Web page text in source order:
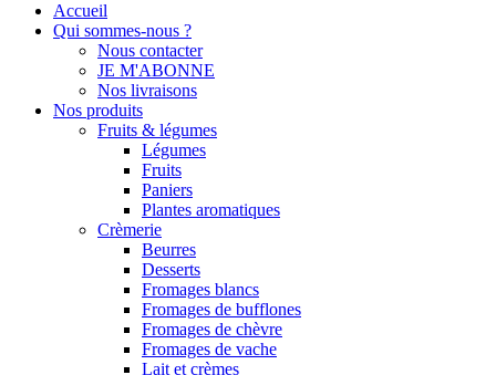
Accueil
Qui sommes-nous ?
Nous contacter
JE M'ABONNE
Nos livraisons
Nos produits
Fruits & légumes
Légumes
Fruits
Paniers
Plantes aromatiques
Crèmerie
Beurres
Desserts
Fromages blancs
Fromages de bufflones
Fromages de chèvre
Fromages de vache
Lait et crèmes